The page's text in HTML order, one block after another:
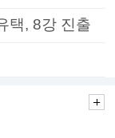
택, 8강 진출